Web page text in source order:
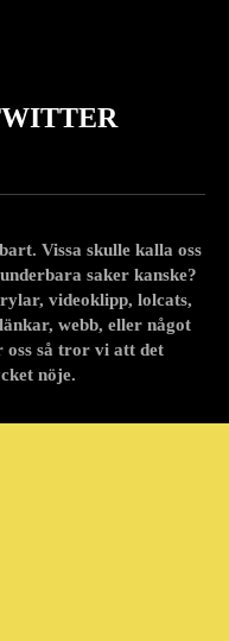
Vissa skulle kalla oss
saker kanske?
videoklipp, lolcats,
webb, eller något
oss så tror vi att det
nöje.